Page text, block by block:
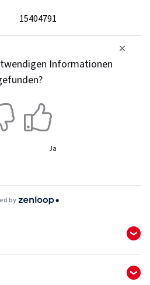
15404791
Informationen
Ja
by
und die Ganzjahresformel
und das Gewicht des Reifens